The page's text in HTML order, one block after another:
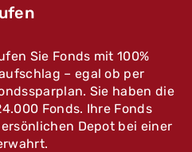
Sie Fonds mit 100%
– egal ob per
Sie haben die
Fonds. Ihre Fonds
Depot bei einer